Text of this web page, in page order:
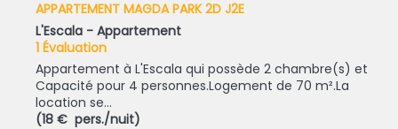
APPARTEMENT MAGDA PARK 2D J2E
L'Escala - Appartement
1 Évaluation
Appartement à L'Escala qui possède 2 chambre(s) et
Capacité pour 4 personnes.Logement de 70 m².La
location se...
(18 € pers./nuit)